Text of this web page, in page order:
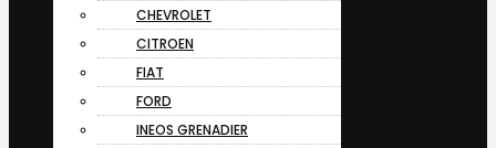
CHEVROLET
CITROEN
FIAT
FORD
INEOS GRENADIER